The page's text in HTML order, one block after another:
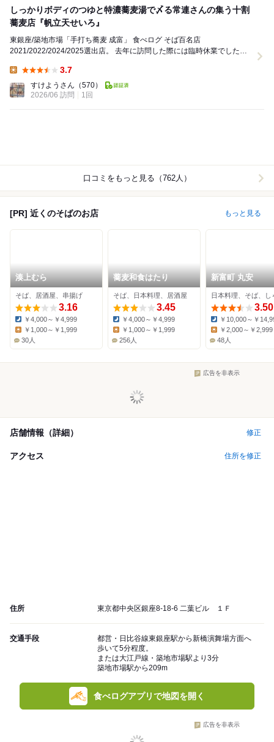
しっかりボディのつゆと特濃蕎麦湯で〆る常連さんの集う十割
蕎麦店『帆立天せいろ』
東銀座/築地市場「手打ち蕎麦 成富」 食べログ そば百名店
2021/2022/2024/2025選出店。 去年に訪問した際には臨時休業でしたの
3.7
すけようさん （570）
2026/06 訪問
1回
口コミをもっと見る（762人）
[PR] 近くのそばのお店 もっと見る
湊上むら
そば、居酒屋、串揚げ
3.16
Dinner:
￥4,000～￥4,999
Lunch:
￥1,000～￥1,999
30人
蕎麦和食はたり
そば、日本料理、居酒屋
3.45
Dinner:
￥4,000～￥4,999
￥1,000～￥1,999
256人
新富町 丸安
3.50
Dinner:
￥10,000～￥
Lunch:
￥2,000～￥2,999
48人
広告を非表示
店舗情報（詳細） 修正
アクセス 住所を修正
住所 東京都中央区銀座8-18-6 二葉ビル １Ｆ
交通手段
都営・日比谷線東銀座駅から新橋演舞場方面へ
歩いて5分程度。
または大江戸線・築地市場駅より3分
築地市場駅から209m
食べログアプリで地図を開く
広告を非表示